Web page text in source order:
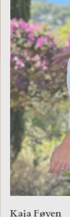
Kaja Føyen